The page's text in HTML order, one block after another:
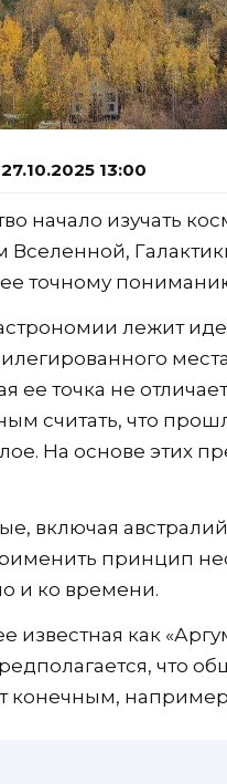
27.10.2025 13:00
начало изучать
Вселенной,
точному
лежит
ее точка не
считать, что
На основе этих
включая
принцип
и ко времени.
известная как
что
например,